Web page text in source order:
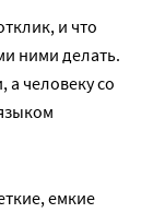
и что
ними делать.
а человеку со
емкие